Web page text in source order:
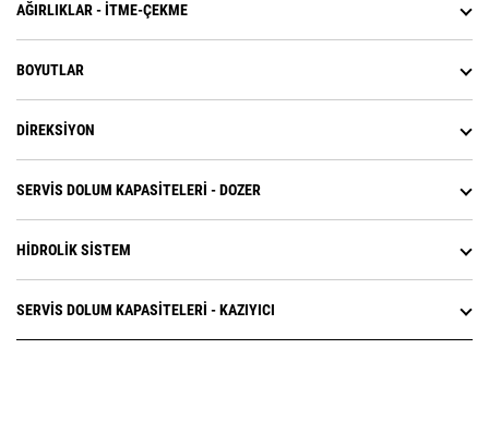
AĞIRLIKLAR - İTME-ÇEKME
BOYUTLAR
DIREKSIYON
SERVIS DOLUM KAPASITELERI - DOZER
HIDROLIK SISTEM
SERVIS DOLUM KAPASITELERI - KAZIYICI